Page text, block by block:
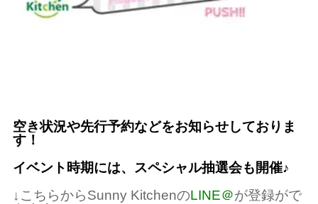
空き状況や先行予約などをお知らせしておりま
す！
イベント時期には、スペシャル抽選会も開催♪
↓ こちらからSunny KitchenのLINE＠が登録がで